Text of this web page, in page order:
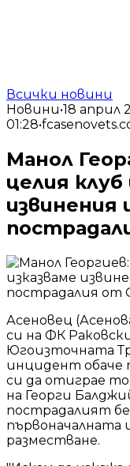
Всички новини
Новини•18 април
01:28•
Манол
целия клуб
извинения
Асеновец
си на ФК
Югоизточната
инцидент обаче
си да отиграе
на Георги
пострадалият
първоначалната
разместване.